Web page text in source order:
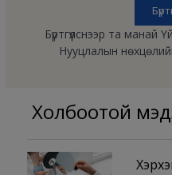
Бүртгүүлснээр та
Нууцлалын
Холбоотой